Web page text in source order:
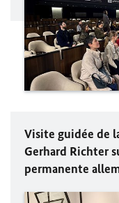
Visite guidée de
Gerhard Richter
permanente